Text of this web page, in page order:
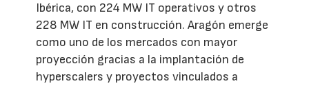
Ibérica, con 224 MW IT operativos y otros
228 MW IT en construcción. Aragón emerge
como uno de los mercados con mayor
proyección gracias a la implantación de
hyperscalers y proyectos vinculados a